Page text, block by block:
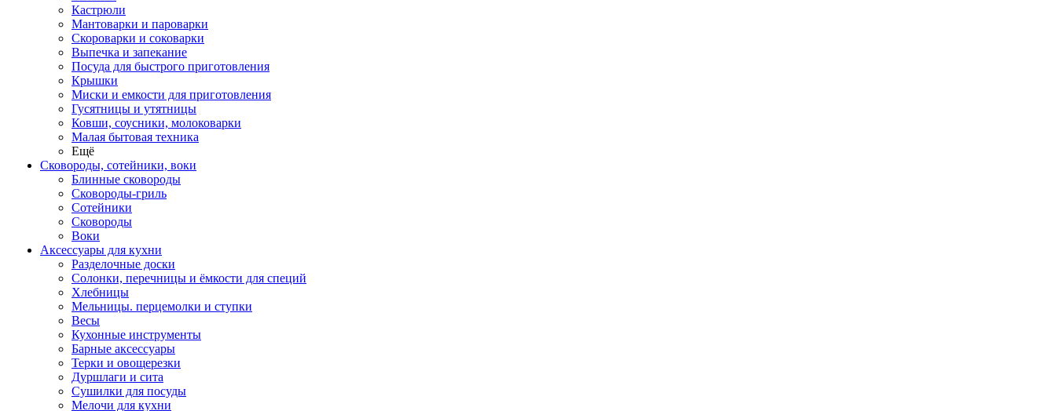
Кастрюли
Мантоварки и пароварки
Скороварки и соковарки
Выпечка и запекание
Посуда для быстрого приготовления
Крышки
Миски и емкости для приготовления
Гусятницы и утятницы
Ковши, соусники, молоковарки
Малая бытовая техника
Ещё
Сковороды, сотейники, воки
Блинные сковороды
Сковороды-гриль
Сотейники
Сковороды
Воки
Аксессуары для кухни
Разделочные доски
Солонки, перечницы и ёмкости для специй
Хлебницы
Мельницы. перцемолки и ступки
Весы
Кухонные инструменты
Барные аксессуары
Терки и овощерезки
Дуршлаги и сита
Сушилки для посуды
Мелочи для кухни